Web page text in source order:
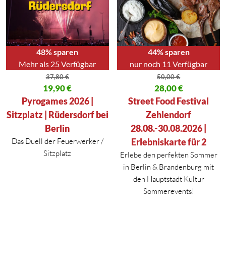
48% sparen
Mehr als 25 Verfügbar
37,80€
Ursprünglicher Preis war: 37,80 €
19,90€
Aktueller Preis ist: 19,90 €.
Pyrogames 2026 |
Sitzplatz | Rüdersdorf bei
Berlin
Das Duell der Feuerwerker /
Sitzplatz
44% sparen
nur noch 11 Verfügbar
50,00€
Ursprünglicher Preis war:
28,00€
Aktueller Preis ist: 28,00 €.
Street Food Festival
Zehlendorf
28.08.-30.08.2026 |
Erlebniskarte für 2
Erlebe den perfekten Sommer
in Berlin & Brandenburg mit
den Hauptstadt Kultur
Sommerevents!